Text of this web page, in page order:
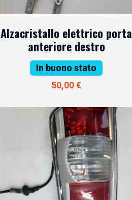
Alzacristallo elettrico porta
anteriore destro
In buono stato
50,00 €